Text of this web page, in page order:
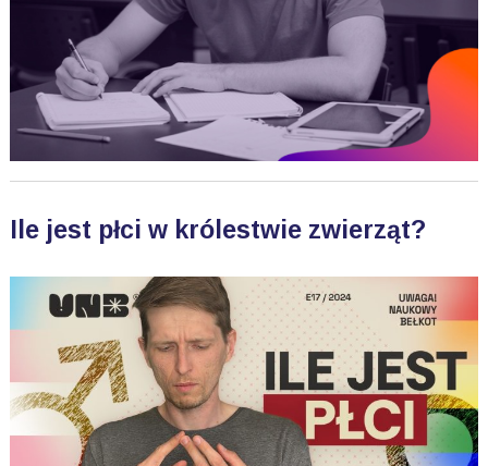
Ile jest płci w królestwie zwierząt?